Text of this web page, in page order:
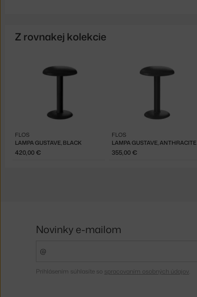
Z rovnakej kolekcie
LAMPA GUSTAVE, BLACK
FLOS
420,00 €
LAMPA GUSTAVE, ANTHRACITE
FLOS
355,00 €
Novinky e-mailom
Prihlásením súhlasíte so spracovaním osobných údajov